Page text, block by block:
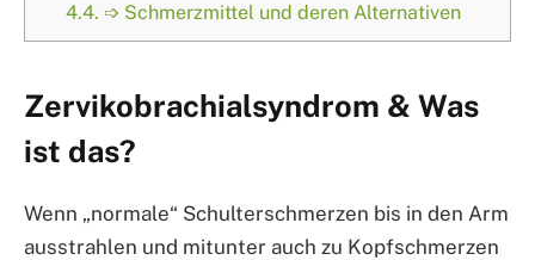
4.4. ➩ Schmerzmittel und deren Alternativen
Zervikobrachialsyndrom & Was
ist das?
Wenn „normale“ Schulterschmerzen bis in den Arm
ausstrahlen und mitunter auch zu Kopfschmerzen